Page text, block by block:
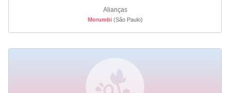
Alianças
Morumbi(São Paulo)